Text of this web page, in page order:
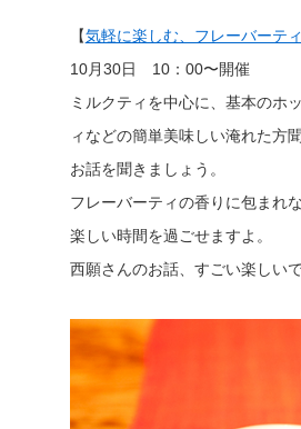
【気軽に楽しむ、フレーバーテ
10月30日 10：00〜開催
ミルクティを中心に、基本のホ
ィなどの簡単美味しい淹れた方
お話を聞きましょう。
フレーバーティの香りに包まれ
楽しい時間を過ごせますよ。
西願さんのお話、すごい楽しいで